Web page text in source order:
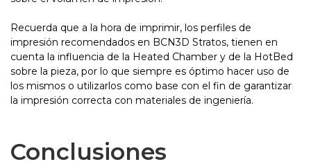
Recuerda que a la hora de imprimir, los perfiles de
impresión recomendados en BCN3D Stratos, tienen en
cuenta la influencia de la Heated Chamber y de la HotBed
sobre la pieza, por lo que siempre es óptimo hacer uso de
los mismos o utilizarlos como base con el fin de garantizar
la impresión correcta con materiales de ingeniería.
Conclusiones